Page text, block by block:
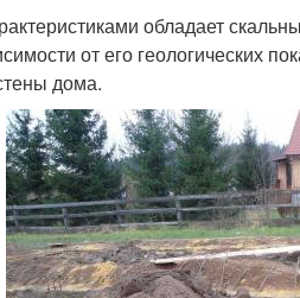
обладает
от его геологических
дома.